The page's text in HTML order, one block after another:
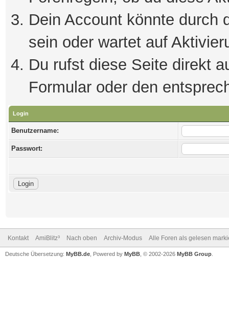
Dein Account könnte durch
sein oder wartet auf
Du rufst diese Seite direkt
Formular oder den
Login
Benutzername:
Passwort:
Kontakt AmiBlitz³ Nach oben Archiv-Modus Alle Foren als gelesen
Deutsche Übersetzung: MyBB.de , Powered by MyBB , © 2002-2026 MyBB Group